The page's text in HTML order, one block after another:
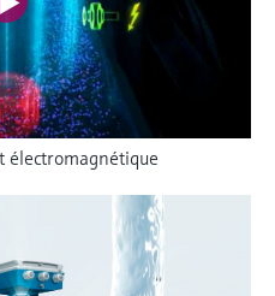
électromagnétique